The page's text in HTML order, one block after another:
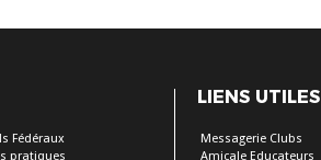
Fédéraux
pratiques
LIENS UTILES
Messagerie Clubs
Amicale Educateurs